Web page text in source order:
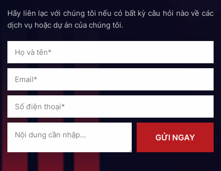
Hãy liên lạc với chúng tôi nếu có bất kỳ câu hỏi nào về các
dịch vụ hoặc dự án của chúng tôi.
GỬI NGAY